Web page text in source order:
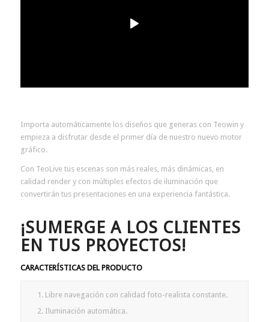
Importa automáticamente los diseños que generas con Teowin y
empieza a disfrutar desde el primer día de nuestro nuevo motor
gráfico.
Con TeoLive tus escenas son más reales, más dinámicas, en
calidad render y con múltiples efectos de iluminación que
convertirán tus presentaciones en una experiencia fantástica.
¡SUMERGE A LOS CLIENTES
EN TUS PROYECTOS!
CARACTERÍSTICAS DEL PRODUCTO
Libre navegación con calidad foto-realista constante.
Iluminación automática.